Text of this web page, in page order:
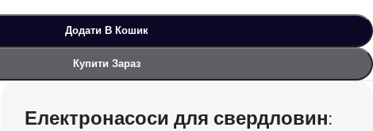
Додати В Кошик
Купити Зараз
Електронасоси для свердловин: